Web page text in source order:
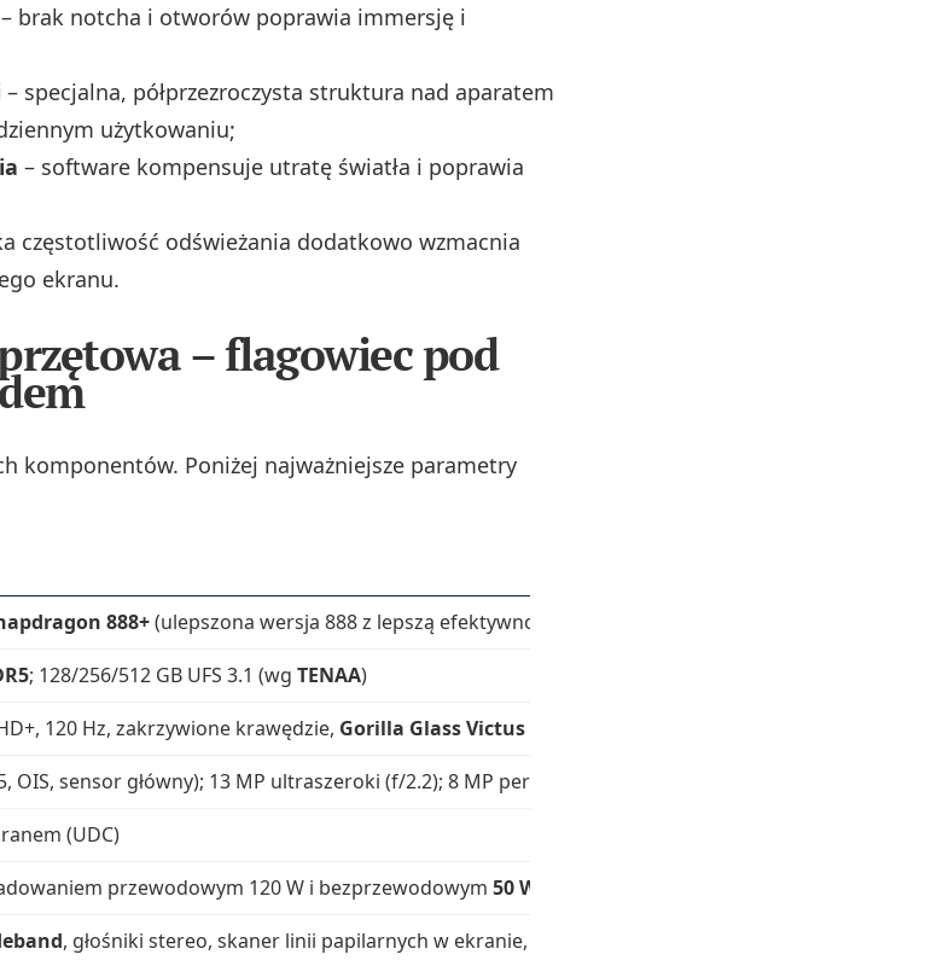
– brak notcha i otworów poprawia immersję i
– specjalna, półprzezroczysta struktura nad aparatem
użytkowaniu;
– software kompensuje utratę światła i poprawia
częstotliwość odświeżania dodatkowo wzmacnia
ekranu.
– flagowiec pod
komponentów. Poniżej najważniejsze parametry
888+(ulepszona wersja 888 z lepszą efektywnością energetyczną)
; 128/256/512 GB UFS 3.1 (wg TENAA)
120 Hz, zakrzywione krawędzie, Gorilla Glass Victus
OIS, sensor główny); 13 MP ultraszeroki (f/2.2); 8 MP peryskopowy 5x (OIS)
(UDC)
przewodowym 120 W i bezprzewodowym 50 W
, głośniki stereo, skaner linii papilarnych w ekranie, USB-C, MIUI 12.5 (Android 11)